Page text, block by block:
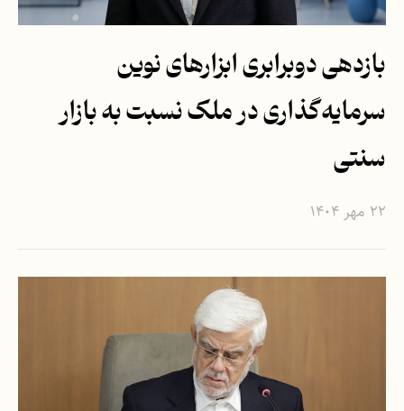
بازدهی دوبرابری ابزارهای نوین
سرمایه‌گذاری در ملک نسبت به بازار
سنتی
۲۲ مهر ۱۴۰۴